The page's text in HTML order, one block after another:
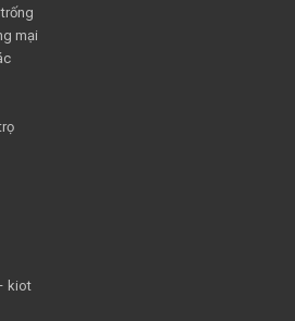
mại
kiot